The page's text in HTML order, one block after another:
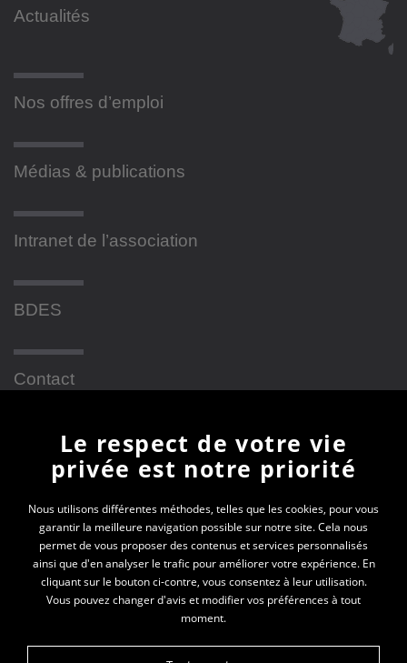
Actualités
Nos offres d’emploi
Médias & publications
Intranet de l’association
BDES
Contact
Newsletter
En vous inscrivant à la newsletter, vous recevrez
toutes les actualités des PEP 69
Votre e-mail*
Le respect de votre vie
privée est notre priorité
Nous utilisons différentes méthodes, telles que les cookies, pour vous
garantir la meilleure navigation possible sur notre site. Cela nous
permet de vous proposer des contenus et services personnalisés
ainsi que d'en analyser le trafic pour améliorer votre expérience. En
cliquant sur le bouton ci-contre, vous consentez à leur utilisation.
Vous pouvez changer d'avis et modifier vos préférences à tout
moment.